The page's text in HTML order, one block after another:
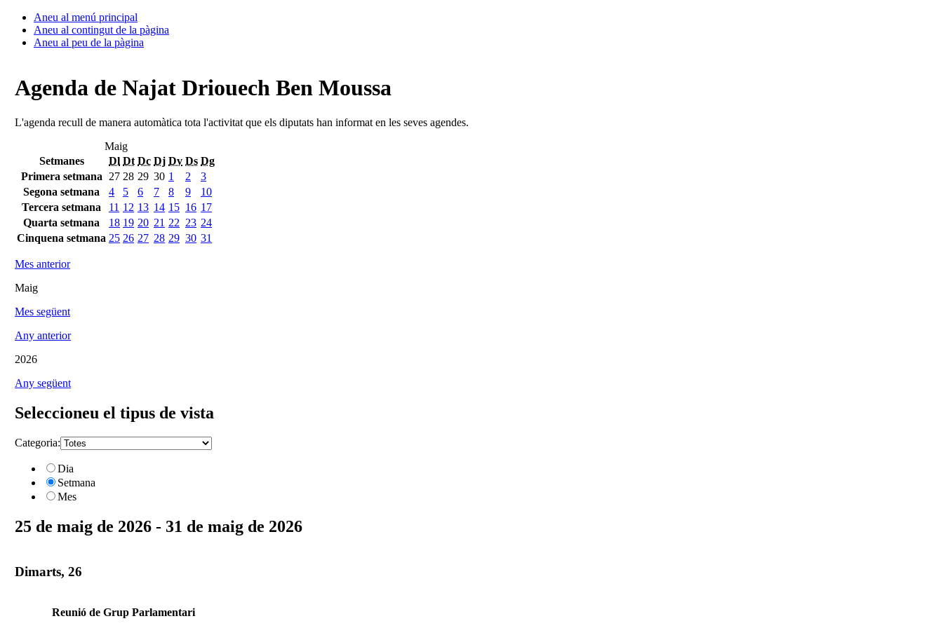
Aneu al menú principal
Aneu al contingut de la pàgina
Aneu al peu de la pàgina
Agenda de Najat Driouech Ben Moussa
L'agenda recull de manera automàtica tota l'activitat que els diputats han informat en les seves agendes.
Maig
Setmanes
Dl Dt Dc Dj Dv Ds Dg
Primera setmana
27 28 29 30 1 2
3
Segona setmana
4 5 6 7 8 9
10
Tercera setmana
11 12 13 14 15 16 17
Quarta setmana
18 19 20 21 22 23 24
Cinquena setmana 25 26 27 28 29 30 31
Mes anterior
Maig
Mes següent
Any anterior
2026
Any següent
Seleccioneu el tipus de vista
Categoria:
Dia
Setmana
Mes
25 de maig de 2026 - 31 de maig de 2026
Dimarts, 26
Reunió de Grup Parlamentari